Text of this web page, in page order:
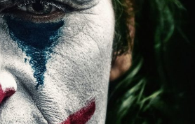
to zazwyczaj główni antagoniści Batmana.
szczerzy, człowiek nietoperz nie miał
do kosmitów czy innych nadprzyrodzonych
ale o tym innym razem. Tutaj chciałem
temat sympatii, jaką odbiorcy często, a
bardzo często obdarzają postacie
antagonistów. […]